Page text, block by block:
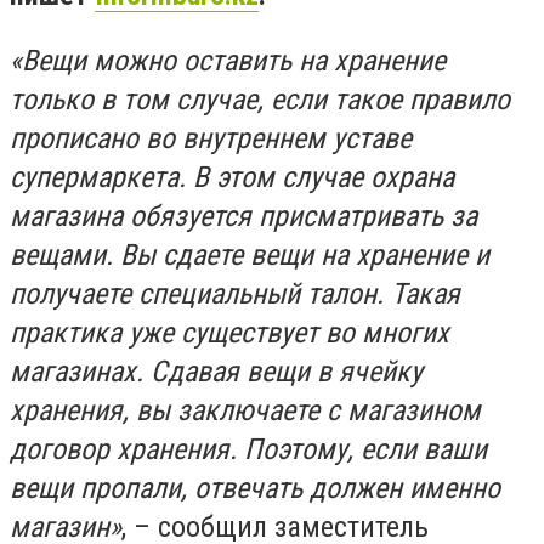
«Вещи можно оставить на хранение
только в том случае, если такое правило
прописано во внутреннем уставе
супермаркета. В этом случае охрана
магазина обязуется присматривать за
вещами. Вы сдаете вещи на хранение и
получаете специальный талон. Такая
практика уже существует во многих
магазинах. Сдавая вещи в ячейку
хранения, вы заключаете с магазином
договор хранения. Поэтому, если ваши
вещи пропали, отвечать должен именно
магазин», – сообщил заместитель